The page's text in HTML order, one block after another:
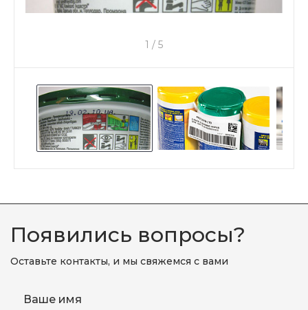
1 / 5
Появились вопросы?
Оставьте контакты, и мы свяжемся с вами
Ваше имя